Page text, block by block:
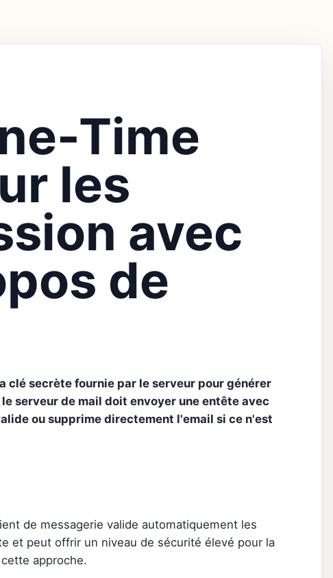
Time
les
avec
de
clé secrète fournie par le serveur pour générer
serveur de mail doit envoyer une entête avec
ou supprime directement l'email si ce n'est
de messagerie valide automatiquement les
et peut offrir un niveau de sécurité élevé pour la
approche.